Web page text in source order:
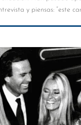
y piensas: “este